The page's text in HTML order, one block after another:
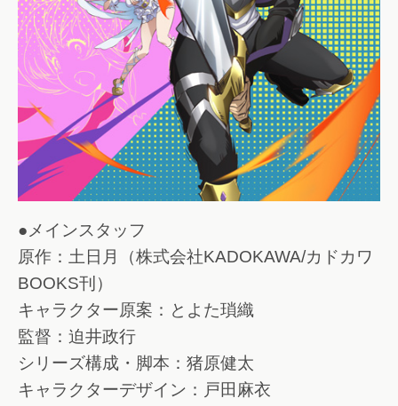
●メインスタッフ
原作：土日月（株式会社KADOKAWA/カドカワ
BOOKS刊）
キャラクター原案：とよた瑣織
監督：迫井政行
シリーズ構成・脚本：猪原健太
キャラクターデザイン：戸田麻衣